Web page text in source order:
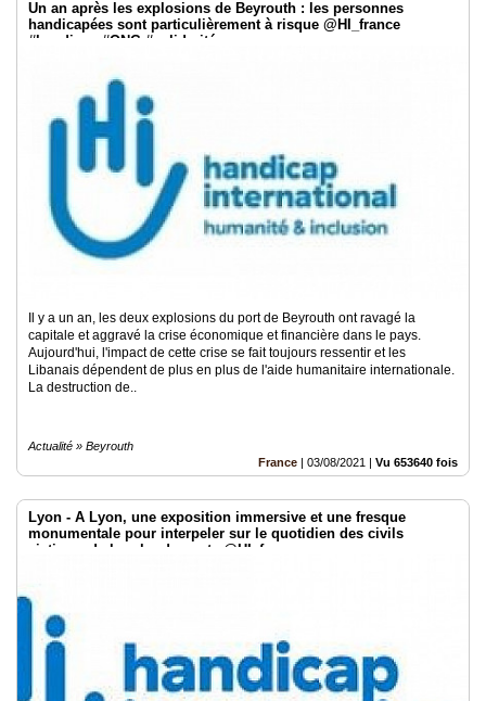
Un an après les explosions de Beyrouth : les personnes
handicapées sont particulièrement à risque @HI_france
#handicap #ONG #solidarité
Il y a un an, les deux explosions du port de Beyrouth ont ravagé la
capitale et aggravé la crise économique et financière dans le pays.
Aujourd'hui, l'impact de cette crise se fait toujours ressentir et les
Libanais dépendent de plus en plus de l'aide humanitaire internationale.
La destruction de..
Actualité » Beyrouth
France | 03/08/2021 | Vu 653640 fois
Lyon - A Lyon, une exposition immersive et une fresque
monumentale pour interpeler sur le quotidien des civils
victimes de bombardements @HI_france